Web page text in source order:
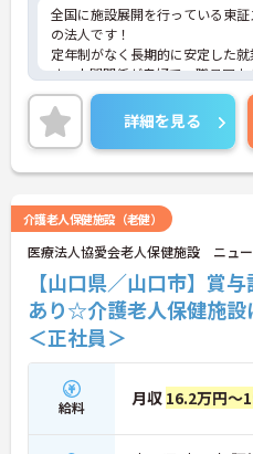
全国に施設展開を行っている東
の法人です！
定年制がなく長期的に安定した
す。人間関係が良好で、職員同
根付いています。
ご興味のある方には、面接対策ポ
に詳細をご案内しますのでお気軽
い！
詳細を見る
介護老人保健施設（老健）
医療法人協愛会老人保健施設 ニュ
【山口県／山口市】賞
あり☆介護老人保健施
＜正社員＞
給料 月収 16.2万円～